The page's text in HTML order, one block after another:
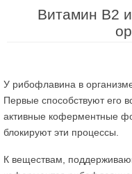
Витамин В2
У рибофлавина в
Первые способствуют его
активные коферментные
блокируют эти процессы.
К веществам,